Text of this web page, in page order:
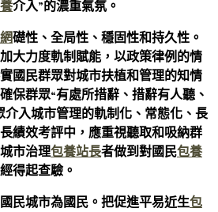
介入”的濃重氣氛。
礎性、全局性、穩固性和持久性。
大力度軌制賦能，以政策律例的情
國民群眾對城市扶植和管理的知情
保群眾“有處所措辭、措辭有人聽、
介入城市管理的軌制化、常態化、長
績效考評中，應重視聽取和吸納群
市治理包養站長者做到對國民包養
得起查驗。
民城市為國民。把促進平易近生包